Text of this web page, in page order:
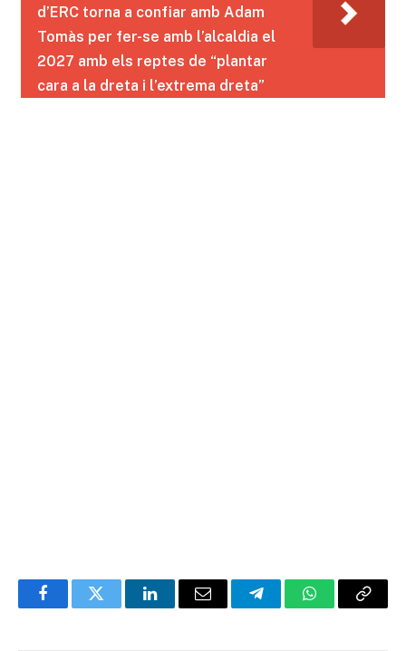
d’ERC torna a confiar amb Adam
Tomàs per fer-se amb l’alcaldia el
2027 amb els reptes de “plantar
cara a la dreta i l’extrema dreta”
FacebookTwitter LinkedInEmail TelegramWhatsAppCopia